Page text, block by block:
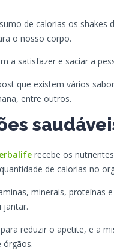
de calorias os shakes
o nosso corpo.
a satisfazer e saciar a
que existem vários
entre outros.
recebe os
de calorias no
minerais, proteínas
jantar.
reduzir o apetite, e a
órgãos.